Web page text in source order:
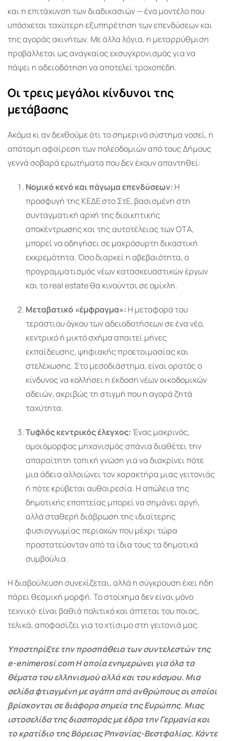
και η επιτάχυνση των διαδικασιών — ένα μοντέλο που
υπόσχεται ταχύτερη εξυπηρέτηση των επενδύσεων και
της αγοράς ακινήτων. Με άλλα λόγια, η μεταρρύθμιση
προβάλλεται ως αναγκαίος εκσυγχρονισμός για να
πάψει η αδειοδότηση να αποτελεί τροχοπέδη.
Οι τρεις μεγάλοι κίνδυνοι της
μετάβασης
Ακόμα κι αν δεχθούμε ότι το σημερινό σύστημα νοσεί, η
απότομη αφαίρεση των πολεοδομιών από τους Δήμους
γεννά σοβαρά ερωτήματα που δεν έχουν απαντηθεί:
Νομικό κενό και πάγωμα επενδύσεων: Η
προσφυγή της ΚΕΔΕ στο ΣτΕ, βασισμένη στη
συνταγματική αρχή της διοικητικής
αποκέντρωσης και της αυτοτέλειας των ΟΤΑ,
μπορεί να οδηγήσει σε μακρόσυρτη δικαστική
εκκρεμότητα. Όσο διαρκεί η αβεβαιότητα, ο
προγραμματισμός νέων κατασκευαστικών έργων
και το real estate θα κινούνται σε ομίχλη.
Μεταβατικό «έμφραγμα»: Η μεταφορά του
τεράστιου όγκου των αδειοδοτήσεων σε ένα νέο,
κεντρικό ή μικτό σχήμα απαιτεί μήνες
εκπαίδευσης, ψηφιακής προετοιμασίας και
στελέχωσης. Στο μεσοδιάστημα, είναι ορατός ο
κίνδυνος να κολλήσει η έκδοση νέων οικοδομικών
αδειών, ακριβώς τη στιγμή που η αγορά ζητά
ταχύτητα.
Τυφλός κεντρικός έλεγχος:Ένας μακρινός,
ομοιόμορφος μηχανισμός σπάνια διαθέτει την
απαραίτητη τοπική γνώση για να διακρίνει πότε
μια άδεια αλλοιώνει τον χαρακτήρα μιας γειτονιάς
ή πότε κρύβεται αυθαιρεσία. Η απώλεια της
δημοτικής εποπτείας μπορεί να σημάνει αργή,
αλλά σταθερή διάβρωση της ιδιαίτερης
φυσιογνωμίας περιοχών που μέχρι τώρα
προστατεύονταν από τα ίδια τους τα δημοτικά
συμβούλια.
Η διαβούλευση συνεχίζεται, αλλά η σύγκρουση έχει ήδη
πάρει θεσμική μορφή. Το στοίχημα δεν είναι μόνο
τεχνικό· είναι βαθιά πολιτικό και άπτεται του ποιος,
τελικά, αποφασίζει για το χτίσιμο στη γειτονιά μας.
Υποστηρίξτε την προσπάθεια των συντελεστών της
e-enimerosi.com Η οποία ενημερώνει για όλα τα
θέματα του ελληνισμού αλλά και του κόσμου. Μια
σελίδα φτιαγμένη με αγάπη από ανθρώπους οι οποίοι
βρίσκονται σε διάφορα σημεία της Ευρώπης. Μιας
ιστοσελίδα της διασποράς με έδρα την Γερμανία και
το κρατίδιο της Βόρειας Ρηνανίας-Βεστφαλίας. Κάντε